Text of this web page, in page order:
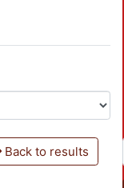
Back to results